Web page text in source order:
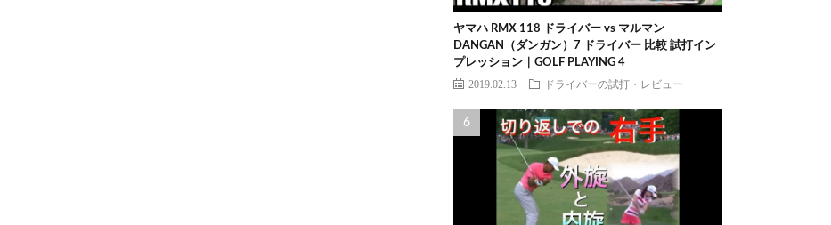
ヤマハ RMX 118 ドライバー vs マルマン
DANGAN（ダンガン）7 ドライバー 比較 試打イン
プレッション｜GOLF PLAYING 4
2019.02.13 ドライバーの試打・レビュー